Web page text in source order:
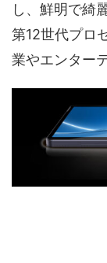
し、鮮明で綺
第12世代プロ
業やエンター